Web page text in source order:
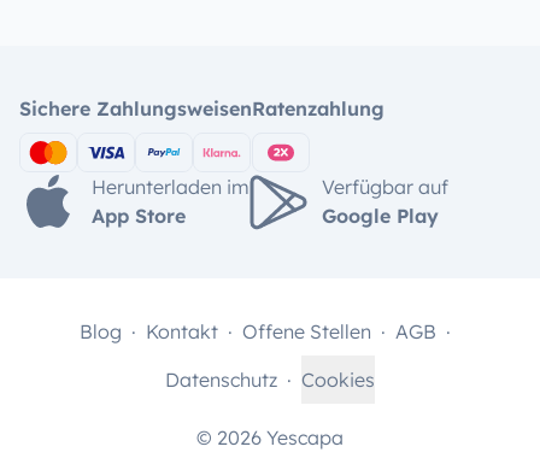
Sichere ZahlungsweisenRatenzahlung
Herunterladen im
App Store
Verfügbar auf
Google Play
© 2026 Yescapa
Blog Kontakt Offene Stellen
AGB
Datenschutz
Cookies